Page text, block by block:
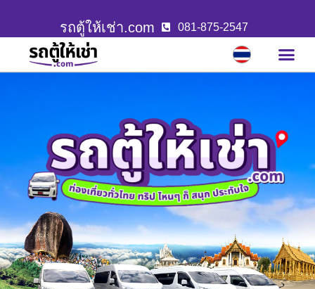
รถตู้ให้เช่า.com 081-875-2547